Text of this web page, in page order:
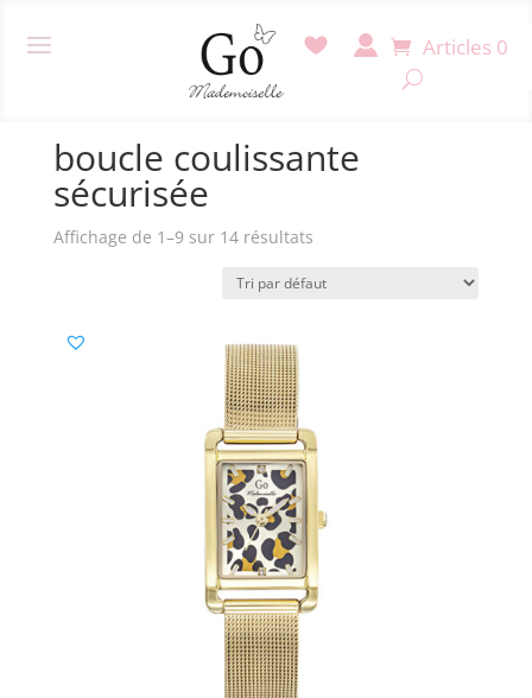
Articles 0
/ Produit Fermoir / boucle coulissante
boucle coulissante
sécurisée
Affichage de 1–9 sur 14 résultats